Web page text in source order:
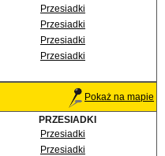
Przesiadki
Przesiadki
Przesiadki
Przesiadki
Pokaż na mapie
PRZESIADKI
Przesiadki
Przesiadki